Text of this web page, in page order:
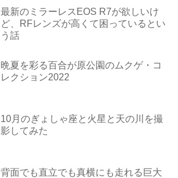
最新のミラーレスEOS R7が欲しいけ
ど、RFレンズが高くて困っているとい
う話
晩夏を彩る百合が原公園のムクゲ・コ
レクション2022
10月のぎょしゃ座と火星と天の川を撮
影してみた
背面でも直立でも真横にも走れる巨大